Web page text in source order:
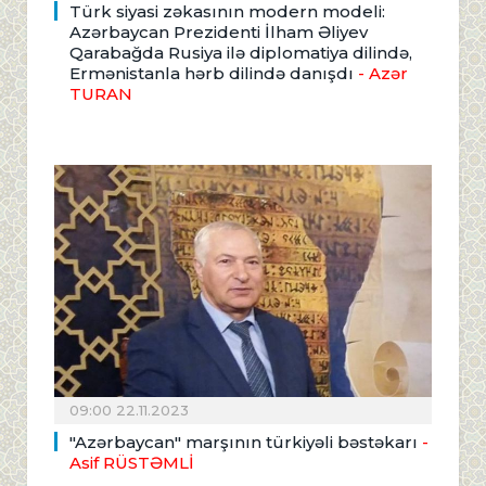
Türk siyasi zəkasının modern modeli:
Azərbaycan Prezidenti İlham Əliyev
Qarabağda Rusiya ilə diplomatiya dilində,
Ermənistanla hərb dilində danışdı - Azər
TURAN
09:00 22.11.2023
"Azərbaycan" marşının türkiyəli bəstəkarı -
Asif RÜSTƏMLİ